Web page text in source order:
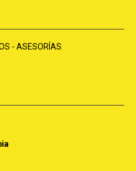
- ASESORÍAS